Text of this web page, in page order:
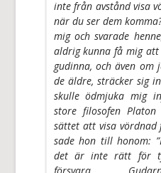
inte från avstånd visa
när du ser dem
mig och svarade
aldrig kunna få mig
gudinna, och även om
de äldre, sträcker sig
skulle ödmjuka mig
store filosofen
sättet att visa
sade hon till honom:
det är inte rätt för